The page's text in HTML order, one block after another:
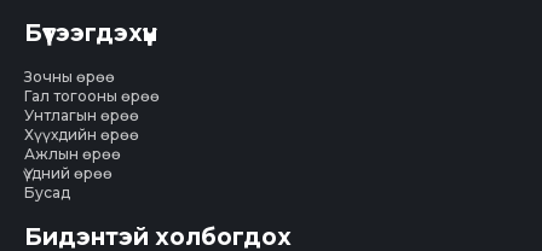
Бүтээгдэхүүн
Зочны өрөө
Гал тогооны өрөө
Унтлагын өрөө
Хүүхдийн өрөө
Ажлын өрөө
Үүдний өрөө
Бусад
Бидэнтэй холбогдох